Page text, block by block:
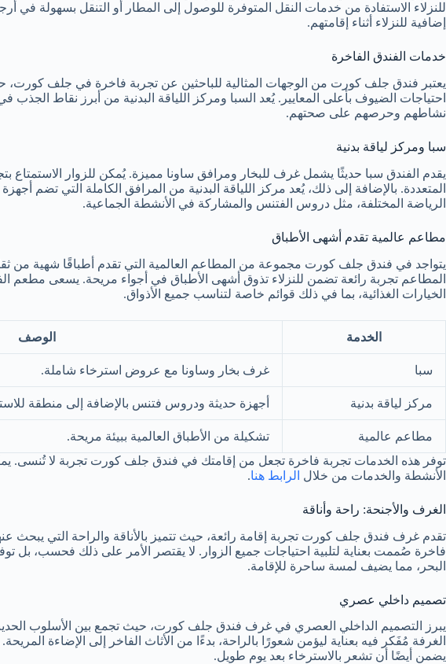
للنزلاء الاستفادة من خدمات النقل المتوفرة للوصول إلى المطار أو التنقل بسهولة في
إضافية للنزلاء أثناء إقامتهم.
خدمات الفندق الفاخرة
يعتبر فندق جلف كورت من الوجهات المثالية للباحثين عن تجربة فاخرة في جلف
احتياجات الضيوف بأعلى المعايير. يُعد السبا ومركز اللياقة البدنية من أبرز نقاط الجذب
نشاطهم وحرصهم على صحتهم.
سبا ومركز لياقة بدنية
يقدم الفندق سبا حديثًا يشمل غرف للبخار ومرافق ساونا مميزة. يُمكن للزوار الاستمتاع
المتعددة. بالإضافة إلى ذلك، يُعد مركز اللياقة البدنية من المرافق الكاملة التي تضم
الرياضة المختلفة، مثل دروس الفتنس والمشاركة في الأنشطة الجماعية.
مطاعم عالمية تقدم أشهى الأطباق
يتواجد في فندق جلف كورت مجموعة من المطاعم العالمية التي تقدم أطباقًا شهية من
المطاعم تجربة رائعة تضمن للنزلاء تذوق أشهى الأطباق في أجواء مريحة. يسعى مطعم
الخيارات الغذائية، بما في ذلك قوائم خاصة لتناسب جميع الأذواق.
الخدمة الوصف
سبا غرف بخار وساونا مع عروض استرخاء شاملة.
مركز لياقة بدنية أجهزة حديثة ودروس فتنس بالإضافة إلى منطقة
مطاعم عالمية
تشكيلة من الأطباق العالمية ببيئة مريحة.
توفر هذه الخدمات تجربة فاخرة تجعل من إقامتك في فندق جلف كورت تجربة لا تُنسى.
الأنشطة والخدمات من خلال الرابط هنا.
الغرف والأجنحة: راحة وأناقة
تقدم غرف فندق جلف كورت تجربة إقامة رائعة، حيث تتميز بالأناقة والراحة التي يبحث
فاخرة صُممت بعناية لتلبية احتياجات جميع الزوار. لا يقتصر الأمر على ذلك فحسب، بل
البحر، مما يضيف لمسة ساحرة للإقامة.
تصميم داخلي عصري
يبرز التصميم الداخلي العصري في غرف فندق جلف كورت، حيث تجمع بين الأسلوب
الغرفة مُفَكر فيه بعناية ليؤمن شعورًا بالراحة، بدءًا من الأثاث الفاخر إلى الإضاءة
يضمن أيضًا أن تشعر بالاسترخاء بعد يوم طويل.